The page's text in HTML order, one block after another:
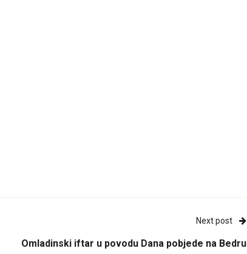
Next post
Omladinski iftar u povodu Dana pobjede na Bedru